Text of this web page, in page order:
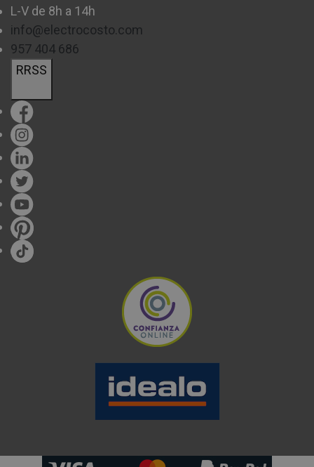
L-V de 8h a 14h
info@electrocosto.com
957 404 686
RRSS